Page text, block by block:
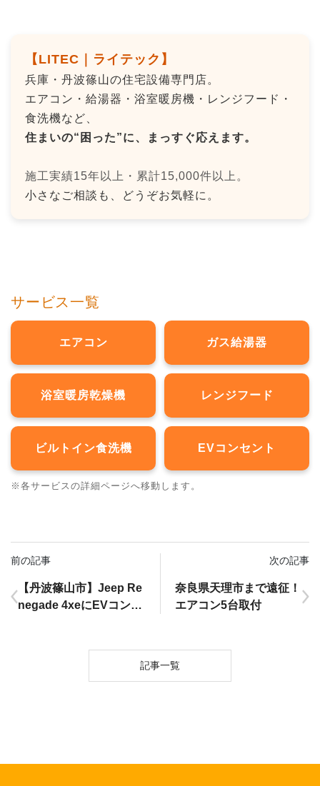
【LITEC｜ライテック】
兵庫・丹波篠山の住宅設備専門店。
エアコン・給湯器・浴室暖房機・レンジフード・
食洗機など、
住まいの“困った”に、まっすぐ応えます。
施工実績15年以上・累計15,000件以上。
小さなご相談も、どうぞお気軽に。
サービス一覧
エアコン ガス給湯器
浴室暖房乾燥機 レンジフード
ビルトイン食洗機 EVコンセント
※各サービスの詳細ページへ移動します。
前の記事
【丹波篠山市】Jeep Re
negade 4xeにEVコンセ
次の記事
奈良県天理市まで遠征！
エアコン5台取付
記事一覧